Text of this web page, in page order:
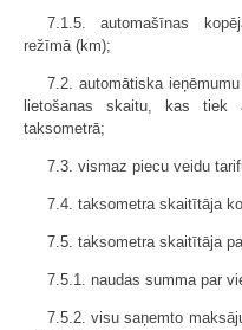
7.1.5. automašīnas
režīmā (km);
7.2. automātiska
lietošanas skaitu, kas tiek
taksometrā;
7.3. vismaz piecu veidu
7.4. taksometra skaitītāja
7.5. taksometra skaitītāja
7.5.1. naudas summa par
7.5.2. visu saņemto